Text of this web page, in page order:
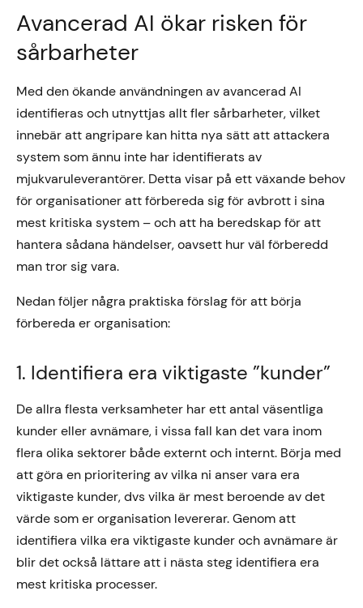
Avancerad AI ökar risken för
sårbarheter
Med den ökande användningen av avancerad AI
identifieras och utnyttjas allt fler sårbarheter, vilket
innebär att angripare kan hitta nya sätt att attackera
system som ännu inte har identifierats av
mjukvaruleverantörer. Detta visar på ett växande behov
för organisationer att förbereda sig för avbrott i sina
mest kritiska system – och att ha beredskap för att
hantera sådana händelser, oavsett hur väl förberedd
man tror sig vara.
Nedan följer några praktiska förslag för att börja
förbereda er organisation:
1. Identifiera era viktigaste ”kunder”
De allra flesta verksamheter har ett antal väsentliga
kunder eller avnämare, i vissa fall kan det vara inom
flera olika sektorer både externt och internt. Börja med
att göra en prioritering av vilka ni anser vara era
viktigaste kunder, dvs vilka är mest beroende av det
värde som er organisation levererar. Genom att
identifiera vilka era viktigaste kunder och avnämare är
blir det också lättare att i nästa steg identifiera era
mest kritiska processer.